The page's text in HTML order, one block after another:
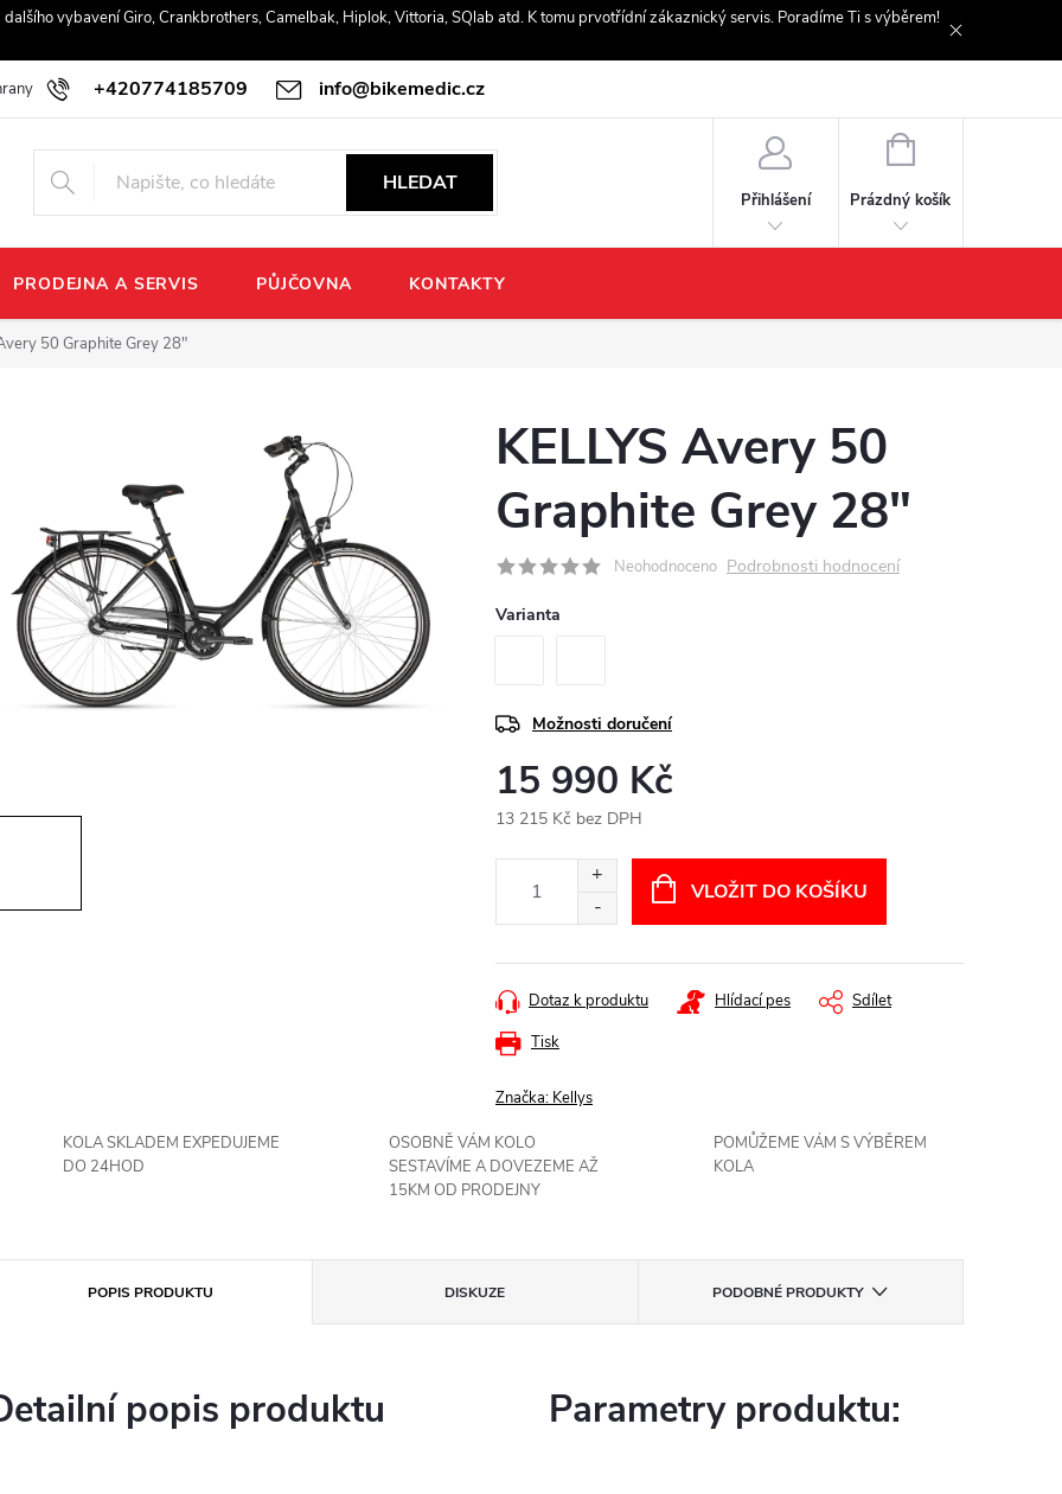
vybavení Giro, Crankbrothers, Camelbak, Hiplok, Vittoria, SQlab atd. K tomu prvotřídní zákaznický servis. Poradíme Ti s výběrem!
+420774185709 info@bikemedic.cz
osobních údajů
HLEDAT
Přihlášení
NÁKUPNÍ
Prázdný košík
PRODEJNA A SERVIS PŮJČOVNA KONTAKTY
50 Graphite Grey 28"
KELLYS Avery 50
Graphite Grey 28"
Neohodnoceno Podrobnosti hodnocení
Varianta
Možnosti doručení
15 990 Kč
13 215 Kč bez DPH
VLOŽIT DO KOŠÍKU
Tisk
Dotaz k produktu Hlídací pes Sdílet
Značka: Kellys
KOLA SKLADEM EXPEDUJEME
DO 24HOD
OSOBNĚ VÁM KOLO
SESTAVÍME A DOVEZEME AŽ
15KM OD PRODEJNY
POMŮŽEME VÁM S VÝBĚREM
KOLA
POPIS PRODUKTU DISKUZE PODOBNÉ PRODUKTY
popis produktu Parametry produktu: